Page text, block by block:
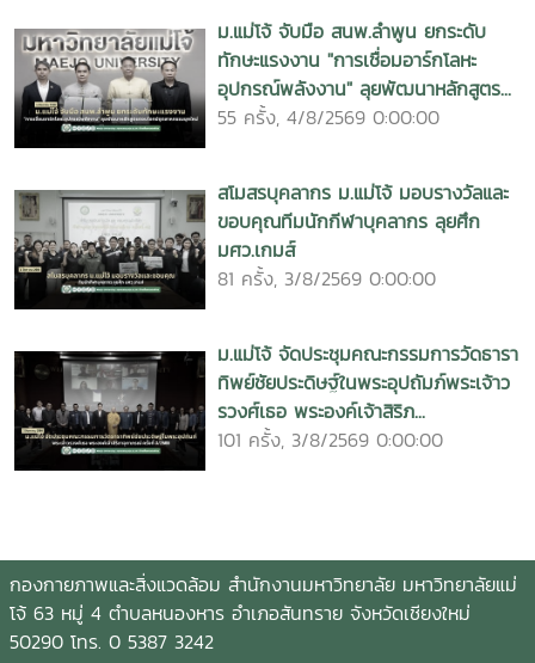
ม.แม่โจ้ จับมือ สนพ.ลำพูน ยกระดับ
ทักษะแรงงาน "การเชื่อมอาร์กโลหะ
อุปกรณ์พลังงาน" ลุยพัฒนาหลักสูตร...
55 ครั้ง, 4/8/2569 0:00:00
สโมสรบุคลากร ม.แม่โจ้ มอบรางวัลและ
ขอบคุณทีมนักกีฬาบุคลากร ลุยศึก
มศว.เกมส์
81 ครั้ง, 3/8/2569 0:00:00
ม.แม่โจ้ จัดประชุมคณะกรรมการวัดธารา
ทิพย์ชัยประดิษฐ์ในพระอุปถัมภ์พระเจ้าว
รวงศ์เธอ พระองค์เจ้าสิริภ...
101 ครั้ง, 3/8/2569 0:00:00
กองกายภาพและสิ่งแวดล้อม สำนักงานมหาวิทยาลัย มหาวิทยาลัยแม่
โจ้ 63 หมู่ 4 ตำบลหนองหาร อำเภอสันทราย จังหวัดเชียงใหม่
50290 โทร. 0 5387 3242